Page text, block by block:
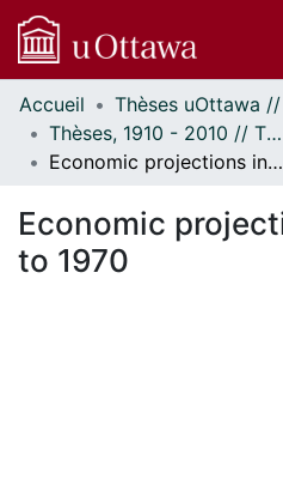
Communautés
et collections
Parcourir
À propos
Accueil
Thèses, 1910 - 2010 // Theses, 1910 - 2010
Economic projections in Canada to 1970
Economic
to 1970